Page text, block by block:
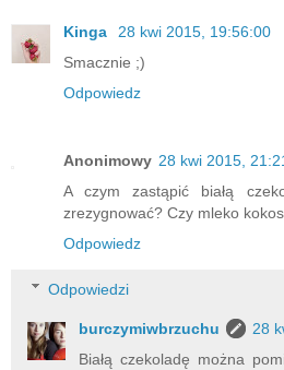
Kinga
28 kwi 2015, 19:56:00
Smacznie ;)
Odpowiedz
Anonimowy 28 kwi 2015,
A czym zastąpić białą
zrezygnować? Czy mleko
Odpowiedz
Odpowiedzi
burczymiwbrzuchu
28
Białą czekoladę można